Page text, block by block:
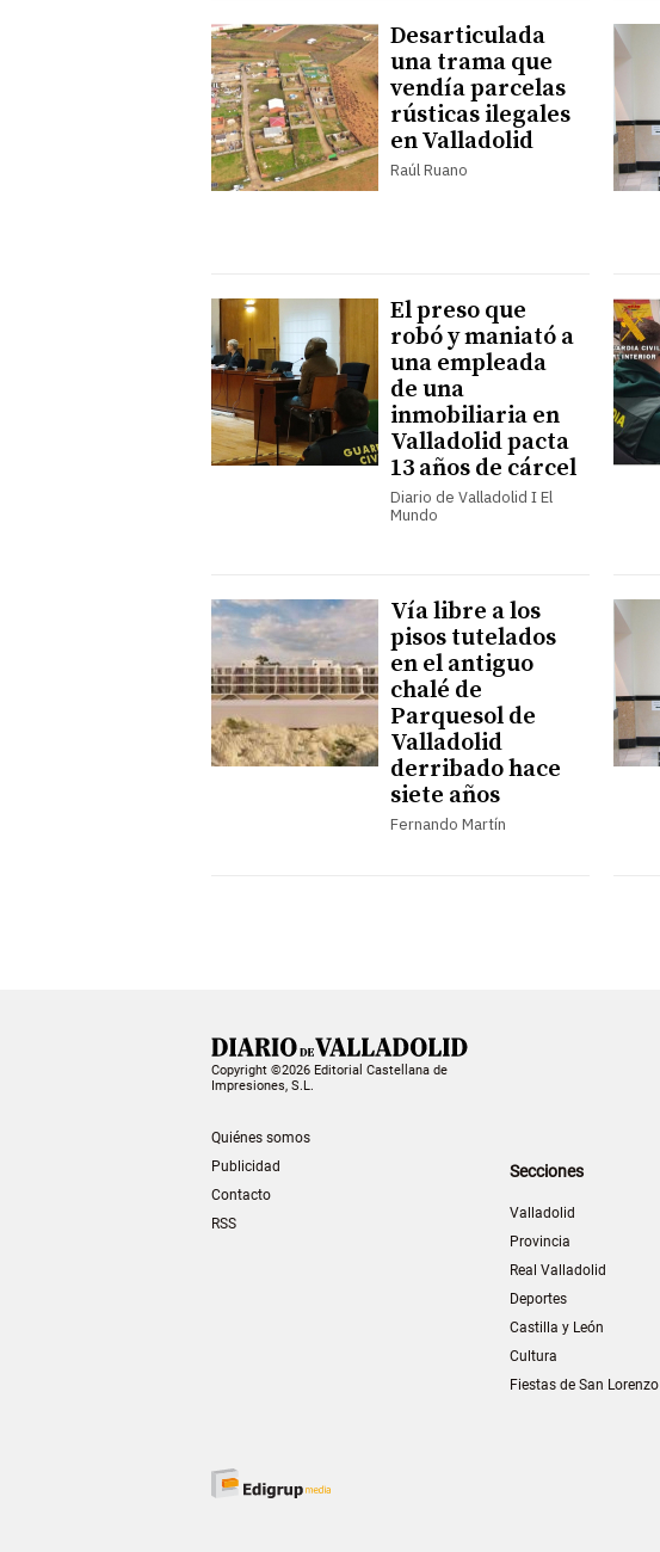
Desarticulada
una trama que
vendía parcelas
rústicas ilegales
en Valladolid
Raúl Ruano
El preso que
robó y maniató a
una empleada
de una
inmobiliaria en
Valladolid pacta
13 años de cárcel
Diario de Valladolid I El
Mundo
Vía libre a los
pisos tutelados
en el antiguo
chalé de
Parquesol de
Valladolid
derribado hace
siete años
Fernando Martín
Copyright ©2026 Editorial Castellana de
Impresiones, S.L.
Quiénes somos
Publicidad
Contacto
RSS
Secciones
Valladolid
Provincia
Real Valladolid
Deportes
Castilla y León
Cultura
Fiestas de San Lorenzo